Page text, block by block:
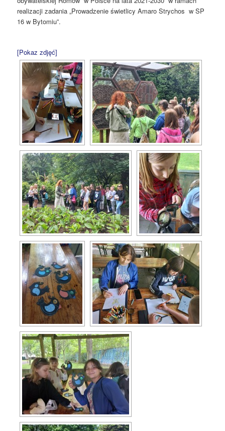
realizacji zadania „Prowadzenie świetlicy Amaro Strychos w SP
16 w Bytomiu”.
[Pokaz zdjęć]